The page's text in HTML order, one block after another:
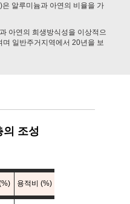
알루미늄과 아연의 비율을 가
아연의 희생방식성을 이상적으
일반주거지역에서 20년을 보
의 조성
용적비 (%)